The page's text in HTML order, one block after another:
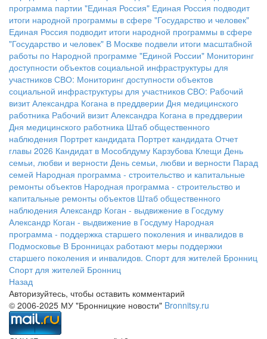
программа партии "Единая Россия" Единая Россия подводит
итоги народной программы в сфере "Государство и человек"
Единая Россия подводит итоги народной программы в сфере
"Государство и человек" В Москве подвели итоги масштабной
работы по Народной программе "Единой России" Мониторинг
доступности объектов социальной инфраструктуры для
участников СВО: Мониторинг доступности объектов
социальной инфраструктуры для участников СВО: Рабочий
визит Александра Когана в преддверии Дня медицинского
работника Рабочий визит Александра Когана в преддверии
Дня медицинского работника Штаб общественного
наблюдения Портрет кандидата Портрет кандидата Отчет
главы 2026 Кандидат в Мособлдуму Карзубова Клещи День
семьи, любви и верности День семьи, любви и верности Парад
семей Народная программа - строительство и капитальные
ремонты объектов Народная программа - строительство и
капитальные ремонты объектов Штаб общественного
наблюдения Александр Коган - выдвижение в Госдуму
Александр Коган - выдвижение в Госдуму Народная
программа - поддержка старшего поколения и инвалидов в
Подмосковье В Бронницах работают меры поддержки
старшего поколения и инвалидов. Спорт для жителей Бронниц
Спорт для жителей Бронниц
Назад
Авторизуйтесь, чтобы оставить комментарий
© 2006-2025 МУ "Бронницкие новости" Bronnitsy.ru